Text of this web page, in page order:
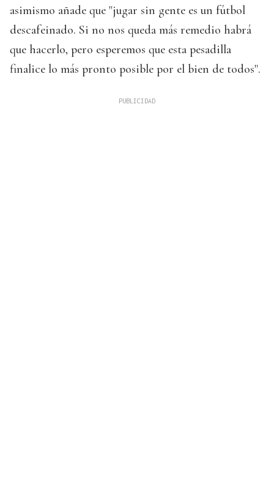
asimismo añade que "jugar sin gente es un fútbol
descafeinado. Si no nos queda más remedio habrá
que hacerlo, pero esperemos que esta pesadilla
finalice lo más pronto posible por el bien de todos".